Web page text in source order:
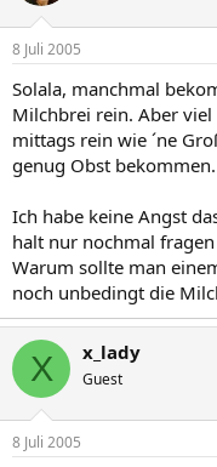
8 Juli 2005
Solala, manchmal
Milchbrei rein. Aber
mittags rein wie ´ne
genug Obst bekommen.
Ich habe keine Angst
halt nur nochmal
Warum sollte man
noch unbedingt die
X x_lady
Guest
8 Juli 2005